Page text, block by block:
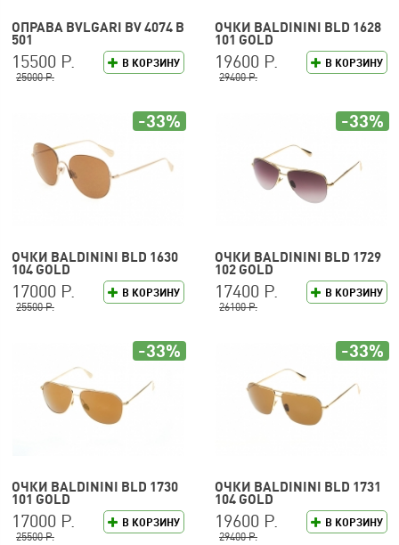
ОПРАВА BVLGARI BV 4074 B
501
В КОРЗИНУ
15500 Р.
25000 Р.
ОЧКИ BALDININI BLD 1628
101 GOLD
В КОРЗИНУ
19600 Р.
29400 Р.
ОЧКИ BALDININI BLD 1630
104 GOLD
В КОРЗИНУ
17000 Р.
25500 Р.
-33%
ОЧКИ BALDININI BLD 1729
102 GOLD
В КОРЗИНУ
17400 Р.
26100 Р.
-33%
ОЧКИ BALDININI BLD 1730
101 GOLD
В КОРЗИНУ
17000 Р.
25500 Р.
-33%
ОЧКИ BALDININI BLD 1731
104 GOLD
В КОРЗИНУ
19600 Р.
29400 Р.
-33%